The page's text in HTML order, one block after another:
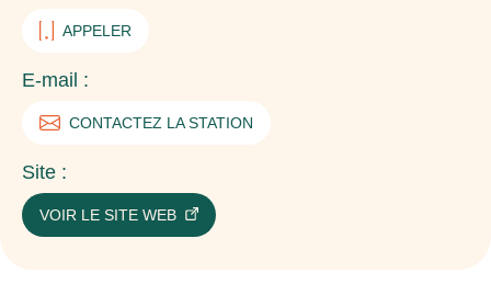
APPELER
E-mail :
CONTACTEZ LA STATION
Site :
VOIR LE SITE WEB